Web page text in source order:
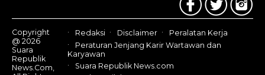
Copyright
@ 2026
Suara
Republik
News.Com,
Redaksi Disclaimer
Peralatan Kerja
Peraturan Jenjang Karir Wartawan dan
Karyawan
Suara Republik News.com